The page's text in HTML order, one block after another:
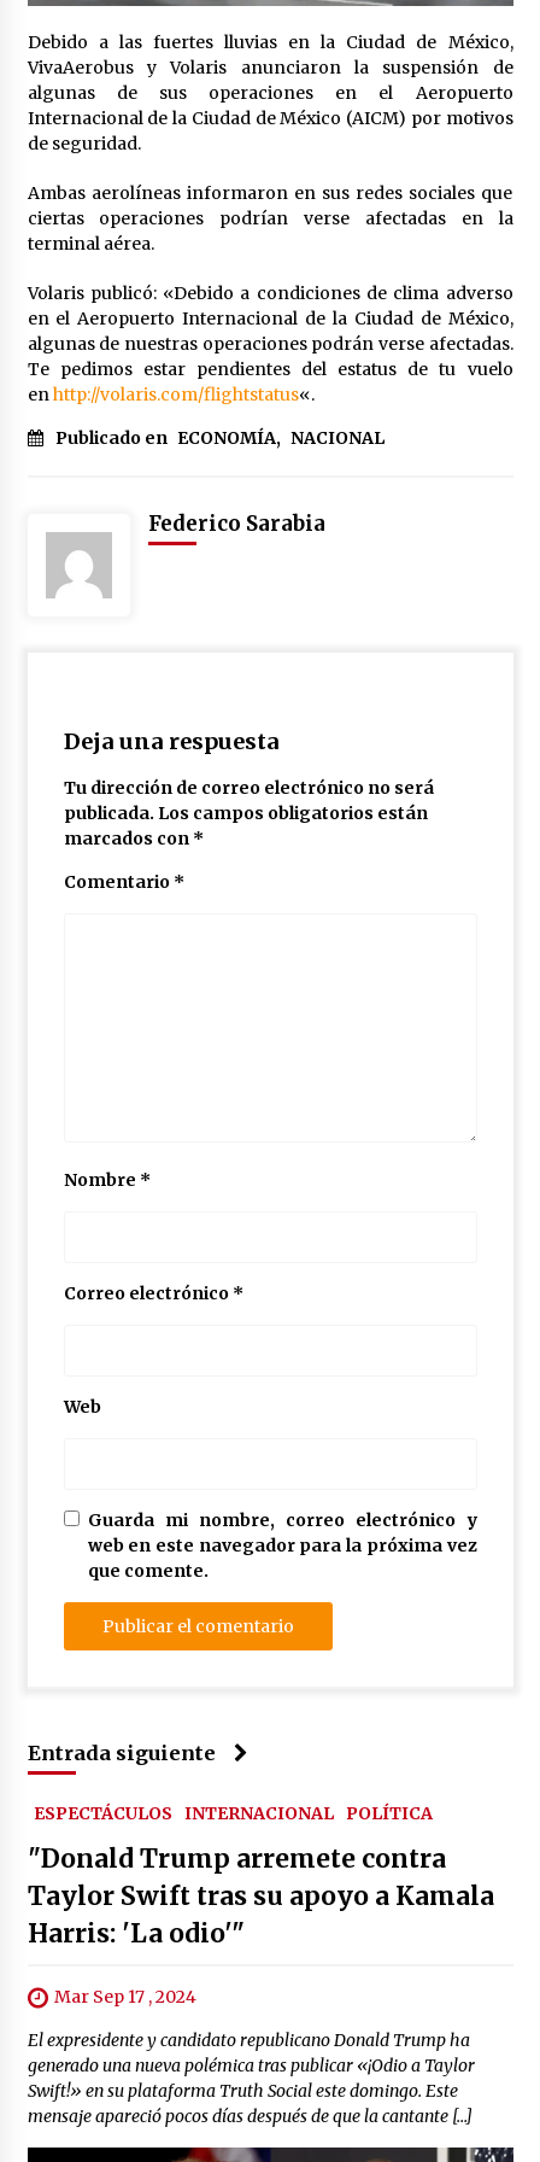
las Mujeres, anuncia Sheinbaum
2 meses atrás
Sheinbaum descarta reunión entre CNTE y
2 meses atrás
Trump anuncia acuerdo con Irán y el fin de
operaciones militares entre ambos países
2 meses atrás
Debido a las fuertes lluvias en la Ciudad de México,
VivaAerobus y Volaris anunciaron la suspensión de
algunas de sus operaciones en el Aeropuerto
Internacional de la Ciudad de México (AICM) por motivos
de seguridad.
Ambas aerolíneas informaron en sus redes sociales que
ciertas operaciones podrían verse afectadas en la
terminal aérea.
Volaris publicó: «Debido a condiciones de clima adverso
en el Aeropuerto Internacional de la Ciudad de México,
algunas de nuestras operaciones podrán verse afectadas.
Te pedimos estar pendientes del estatus de tu vuelo
enhttp://volaris.com/flightstatus«.
Publicado en ECONOMÍA, NACIONAL
Federico Sarabia
Deja una respuesta
Tu dirección de correo electrónico no será
publicada. Los campos obligatorios están
marcados con *
Comentario *
Nombre *
Correo electrónico *
Web
Guarda mi nombre, correo electrónico y
web en este navegador para la próxima vez
que comente.
Entrada siguiente
ESPECTÁCULOS INTERNACIONAL POLÍTICA
"Donald Trump arremete contra
Taylor Swift tras su apoyo a Kamala
Harris: 'La odio'"
Mar Sep 17 , 2024
El expresidente y candidato republicano Donald Trump ha
generado una nueva polémica tras publicar «¡Odio a Taylor
Swift!» en su plataforma Truth Social este domingo. Este
mensaje apareció pocos días después de que la cantante […]